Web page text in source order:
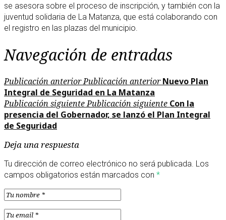
se asesora sobre el proceso de inscripción, y también con la
juventud solidaria de La Matanza, que está colaborando con
el registro en las plazas del municipio.
Navegación de entradas
Publicación anteriorPublicación anterior Nuevo Plan
Integral de Seguridad en La Matanza
Publicación siguientePublicación siguiente Con la
presencia del Gobernador, se lanzó el Plan Integral
de Seguridad
Deja una respuesta
Tu dirección de correo electrónico no será publicada. Los
campos obligatorios están marcados con *